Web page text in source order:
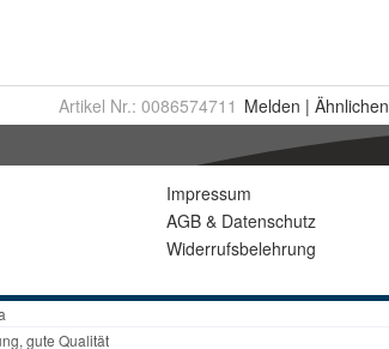
Artikel Nr.: 0086574711 Melden | Ähnlichen
Impressum
AGB & Datenschutz
Widerrufsbelehrung